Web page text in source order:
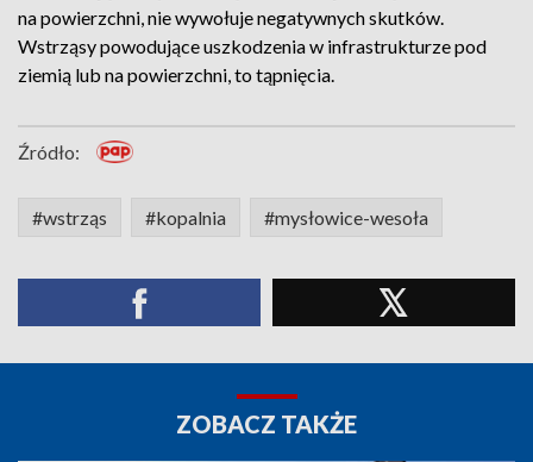
na powierzchni, nie wywołuje negatywnych skutków.
Wstrząsy powodujące uszkodzenia w infrastrukturze pod
ziemią lub na powierzchni, to tąpnięcia.
Źródło:
#wstrząs #kopalnia #mysłowice-wesoła
ZOBACZ TAKŻE